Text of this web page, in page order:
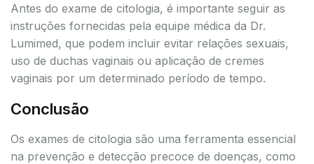
Antes do exame de citologia, é importante seguir as
instruções fornecidas pela equipe médica da Dr.
Lumimed, que podem incluir evitar relações sexuais,
uso de duchas vaginais ou aplicação de cremes
vaginais por um determinado período de tempo.
Conclusão
Os exames de citologia são uma ferramenta essencial
na prevenção e detecção precoce de doenças, como